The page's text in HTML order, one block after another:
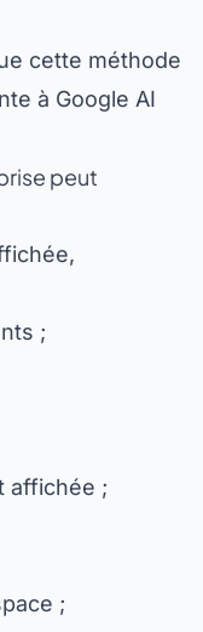
cette méthode
à Google AI
peut
;
;
;